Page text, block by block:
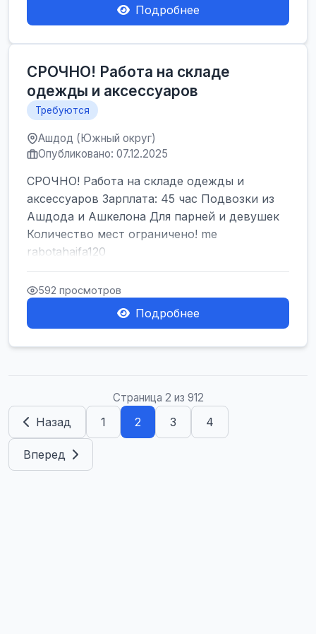
Подробнее
СРОЧНО! Работа на складе
одежды и аксессуаров
Требуются
Ашдод (Южный округ)
Опубликовано: 07.12.2025
СРОЧНО! Работа на складе одежды и
аксессуаров Зарплата: 45 час Подвозки из
Ашдода и Ашкелона Для парней и девушек
Количество мест ограничено! me
rabotahaifa120
592 просмотров
Подробнее
Страница 2 из 912
Назад 1 2 3 4
Вперед